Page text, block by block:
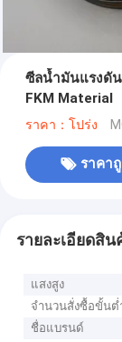
ซีลน้ำมันแรงดัน
FKM Material
ราคา：โปร่ง
ราคา
รายละเอียดสิน
แสงสูง
จำนวนสั่งซื้อขั้นต่
ชื่อแบรนด์